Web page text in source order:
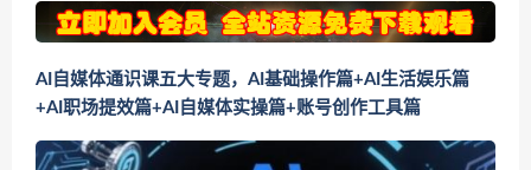
AI自媒体通识课五大专题，AI基础操作篇+AI生活娱乐篇
+AI职场提效篇+AI自媒体实操篇+账号创作工具篇